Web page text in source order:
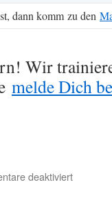
dann komm zu den
Wir
melde Dich
deaktiviertfür